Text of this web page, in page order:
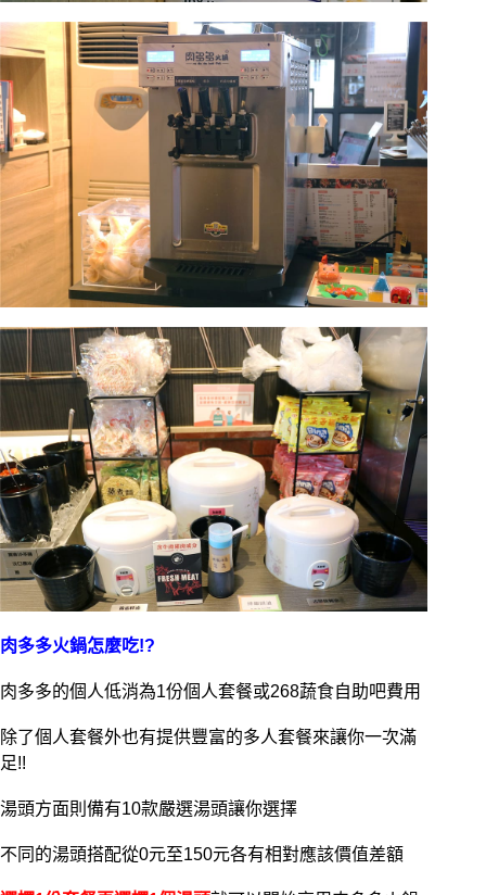
肉多多火鍋怎麼吃!?
肉多多的個人低消為1份個人套餐或268蔬食自助吧費用
除了個人套餐外也有提供豐富的多人套餐來讓你一次滿
足!!
湯頭方面則備有10款嚴選湯頭讓你選擇
不同的湯頭搭配從0元至150元各有相對應該價值差額